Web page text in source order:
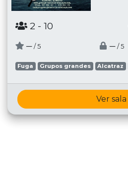
2 - 10
─ / 5 ─ / 5
Fuga Grupos grandes Alcatraz
Ver sala